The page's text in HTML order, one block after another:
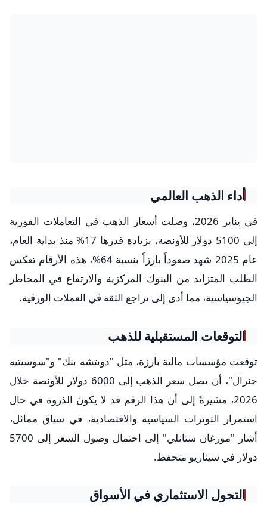
أداء الذهب العالمي
في يناير 2026، وصلت أسعار الذهب في التعاملات الفورية
إلى 5100 دولار للأونصة، بزيادة قدرها 17% منذ بداية العام،
عام 2025 شهد صعوداً بارزاً بنسبة 64%، هذه الأرقام تعكس
الطلب المتزايد من البنوك المركزية والارتفاع في المخاطر
الجيوسياسية، مما أدى إلى تراجع الثقة في العملات الورقية.
التوقعات المستقبلية للذهب
توقعت مؤسسات مالية بارزة، مثل "دويتشه بنك" و"سوسيتيه
جنرال"، أن يصل سعر الذهب إلى 6000 دولار للأونصة خلال
2026، مشيرةً إلى أن هذا الرقم قد لا يكون الذروة في حال
استمرار التوترات السياسية والاقتصادية، في سياق مماثل،
أشار "مورغان ستانلي" إلى احتمال وصول السعر إلى 5700
دولار في سيناريو متحفظ.
التحول الاستثماري في الأسواق